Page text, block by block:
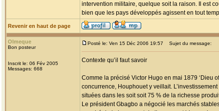
intervention militaire, quelque soit la raison. Il est
bien que les pays développés agissent en tout
Revenir en haut de page
Olmeque
Bon posteur
Inscrit le: 06 Fév 2005
Messages: 668
Posté le: Ven 15 Déc 2006 19:57 Sujet du message:
Contexte qu’il faut savoir
Comme la précisé Victor Hugo en mai 1879 ‘Dieu
concurrence, Houphouet y veillait.
situées dans les soit soit 75 % de la richesse
Le président Gbagbo a négocié les marchés